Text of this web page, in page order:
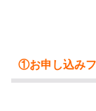
①お申し込み